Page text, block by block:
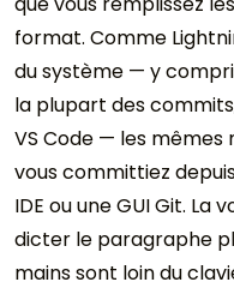
format. Comme
du système — y
la plupart des
VS Code — les
vous committiez
IDE ou une GUI Git.
dicter le paragraphe
mains sont loin du